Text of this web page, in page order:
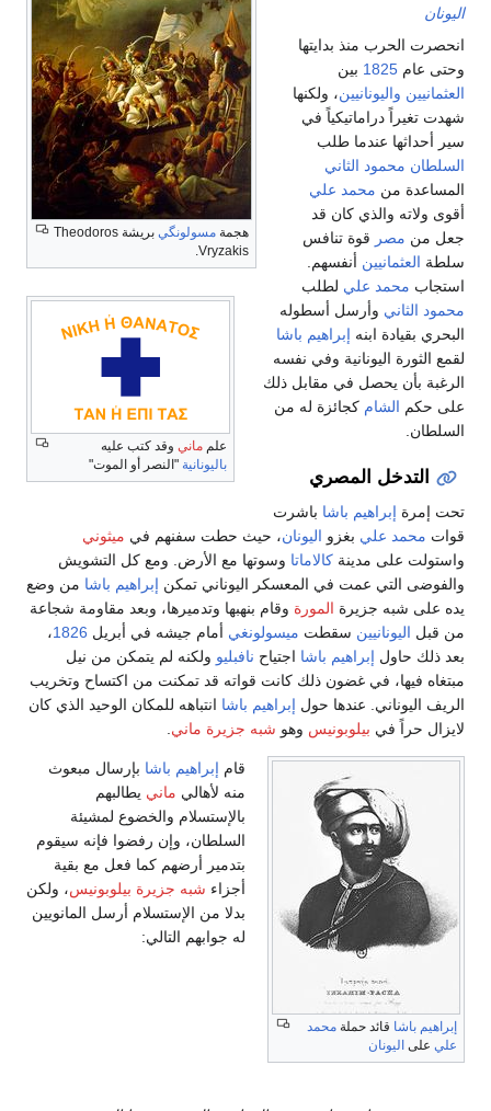
هجمة مسولونگي
بريشة Theodoros
Vryzakis.
اليونان
علم ماني وقد كتب عليه
باليونانية "النصر أو الموت"
انحصرت الحرب منذ بدايتها
وحتى عام 1825 بين
العثمانيين واليونانيين، ولكنها
شهدت تغيراً دراماتيكياً في
سير أحداثها عندما طلب
السلطان محمود الثاني
المساعدة من محمد علي
أقوى ولاته والذي كان قد
جعل من مصر قوة تنافس
سلطة العثمانيين أنفسهم.
استجاب محمد علي لطلب
محمود الثاني وأرسل أسطوله
البحري بقيادة ابنه إبراهيم باشا
لقمع الثورة اليونانية وفي نفسه
الرغبة بأن يحصل في مقابل ذلك
على حكم الشام كجائزة له من
السلطان.
التدخل المصري
تحت إمرة إبراهيم باشا باشرت
قوات محمد علي بغزو اليونان، حيث حطت سفنهم في ميثوني
واستولت على مدينة كالاماتا وسوتها مع الأرض. ومع كل التشويش
والفوضى التي عمت في المعسكر اليوناني تمكن إبراهيم باشا من وضع
يده على شبه جزيرة المورة وقام بنهبها وتدميرها، وبعد مقاومة شجاعة
من قبل اليونانيين سقطت ميسولونغي أمام جيشه في أبريل 1826،
بعد ذلك حاول إبراهيم باشا اجتياح نافبليو ولكنه لم يتمكن من نيل
مبتغاه فيها، في غضون ذلك كانت قواته قد تمكنت من اكتساح وتخريب
الريف اليوناني. عندها حول إبراهيم باشا انتباهه للمكان الوحيد الذي كان
لايزال حراً في بيلوبونيس وهو شبه جزيرة ماني.
إبراهيم باشا قائد حملة محمد
علي على اليونان
قام إبراهيم باشا بإرسال مبعوث
منه لأهالي ماني يطالبهم
بالإستسلام والخضوع لمشيئة
السلطان، وإن رفضوا فإنه سيقوم
بتدمير أرضهم كما فعل مع بقية
أجزاء شبه جزيرة بيلوبونيس، ولكن
بدلا من الإستسلام أرسل المانويين
له جوابهم التالي: